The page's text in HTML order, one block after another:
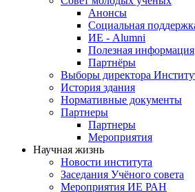
Анонсы
Социальная
ИЕ - Alumni
Полезная информация
Партнёры
Выборы директора
История здания
Нормативные документы
Партнеры
Партнеры
Мероприятия
Научная жизнь
Новости института
Заседания Учёного совета
Мероприятия ИЕ РАН